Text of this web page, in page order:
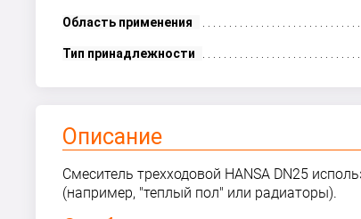
Область применения
Тип принадлежности
Описание
Смеситель трехходовой HANSA DN25
(например, "теплый пол" или радиаторы).